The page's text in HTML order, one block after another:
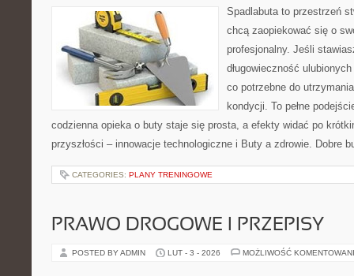
Spadlabuta to przestrzeń
chcą zaopiekować się o
profesjonalny. Jeśli
długowieczność
co potrzebne do
kondycji. To pełne
codzienna opieka o buty staje się prosta, a efekty widać po
przyszłości – innowacje technologiczne i Buty a zdrowie. Dobre
CATEGORIES: PLANY TRENINGOWE
PRAWO DROGOWE I PRZEPISY
POSTED BY ADMIN LUT - 3 - 2026 MOŻLIWOŚĆ